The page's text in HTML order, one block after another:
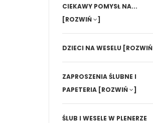
CIEKAWY POMYSŁ NA...
[ROZWIŃ
]
DZIECI NA WESELU [ROZWIŃ
ZAPROSZENIA ŚLUBNE I
PAPETERIA [ROZWIŃ ]
ŚLUB I WESELE W PLENERZE